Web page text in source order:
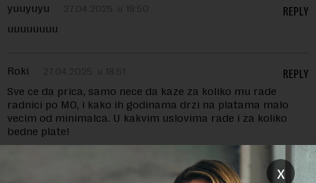
yuuyuyu 27.04.2025. u 18:50
uuuuuuuu
REPLY
Roki 27.04.2025. u 18:51
Sve ce da prica, samo nece da kaze za koliko mu rade
radnici po MO, i kako ih godinama drzi na platama malo
vecim od minimalca. U kakvim uslovima rade i za koliko
bedne plate!
REPLY
REPLY
x